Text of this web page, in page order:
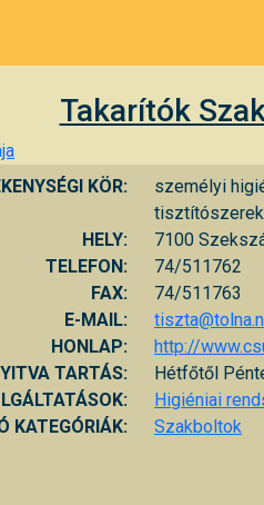
Takarítók
KÖR:
személyi
tisztítószerek
HELY:
7100
TELEFON:
74/511762
FAX:
74/511763
E-MAIL:
HONLAP:
http://
TARTÁS:
Hétfőtől
Higiéniai
KATEGÓRIÁK:
Szakboltok